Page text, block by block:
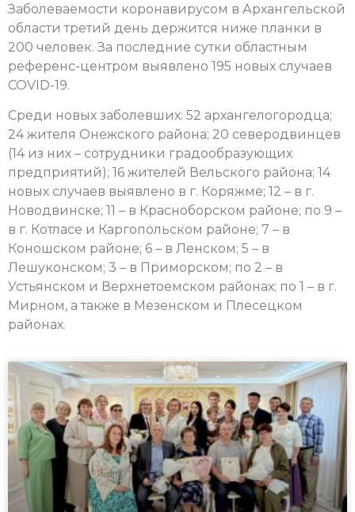
Заболеваемости коронавирусом в Архангельской
области третий день держится ниже планки в
200 человек. За последние сутки областным
референс-центром выявлено 195 новых случаев
COVID-19.
Среди новых заболевших: 52 архангелогородца;
24 жителя Онежского района; 20 северодвинцев
(14 из них – сотрудники градообразующих
предприятий); 16 жителей Вельского района; 14
новых случаев выявлено в г. Коряжме; 12 – в г.
Новодвинске; 11 – в Красноборском районе; по 9 –
в г. Котласе и Каргопольском районе; 7 – в
Коношском районе; 6 – в Ленском; 5 – в
Лешуконском; 3 – в Приморском; по 2 – в
Устьянском и Верхнетоемском районах; по 1 – в г.
Мирном, а также в Мезенском и Плесецком
районах.